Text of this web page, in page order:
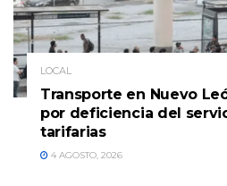
LOCAL
Transporte en Nuevo
por deficiencia del
tarifarias
4 AGOSTO, 2026